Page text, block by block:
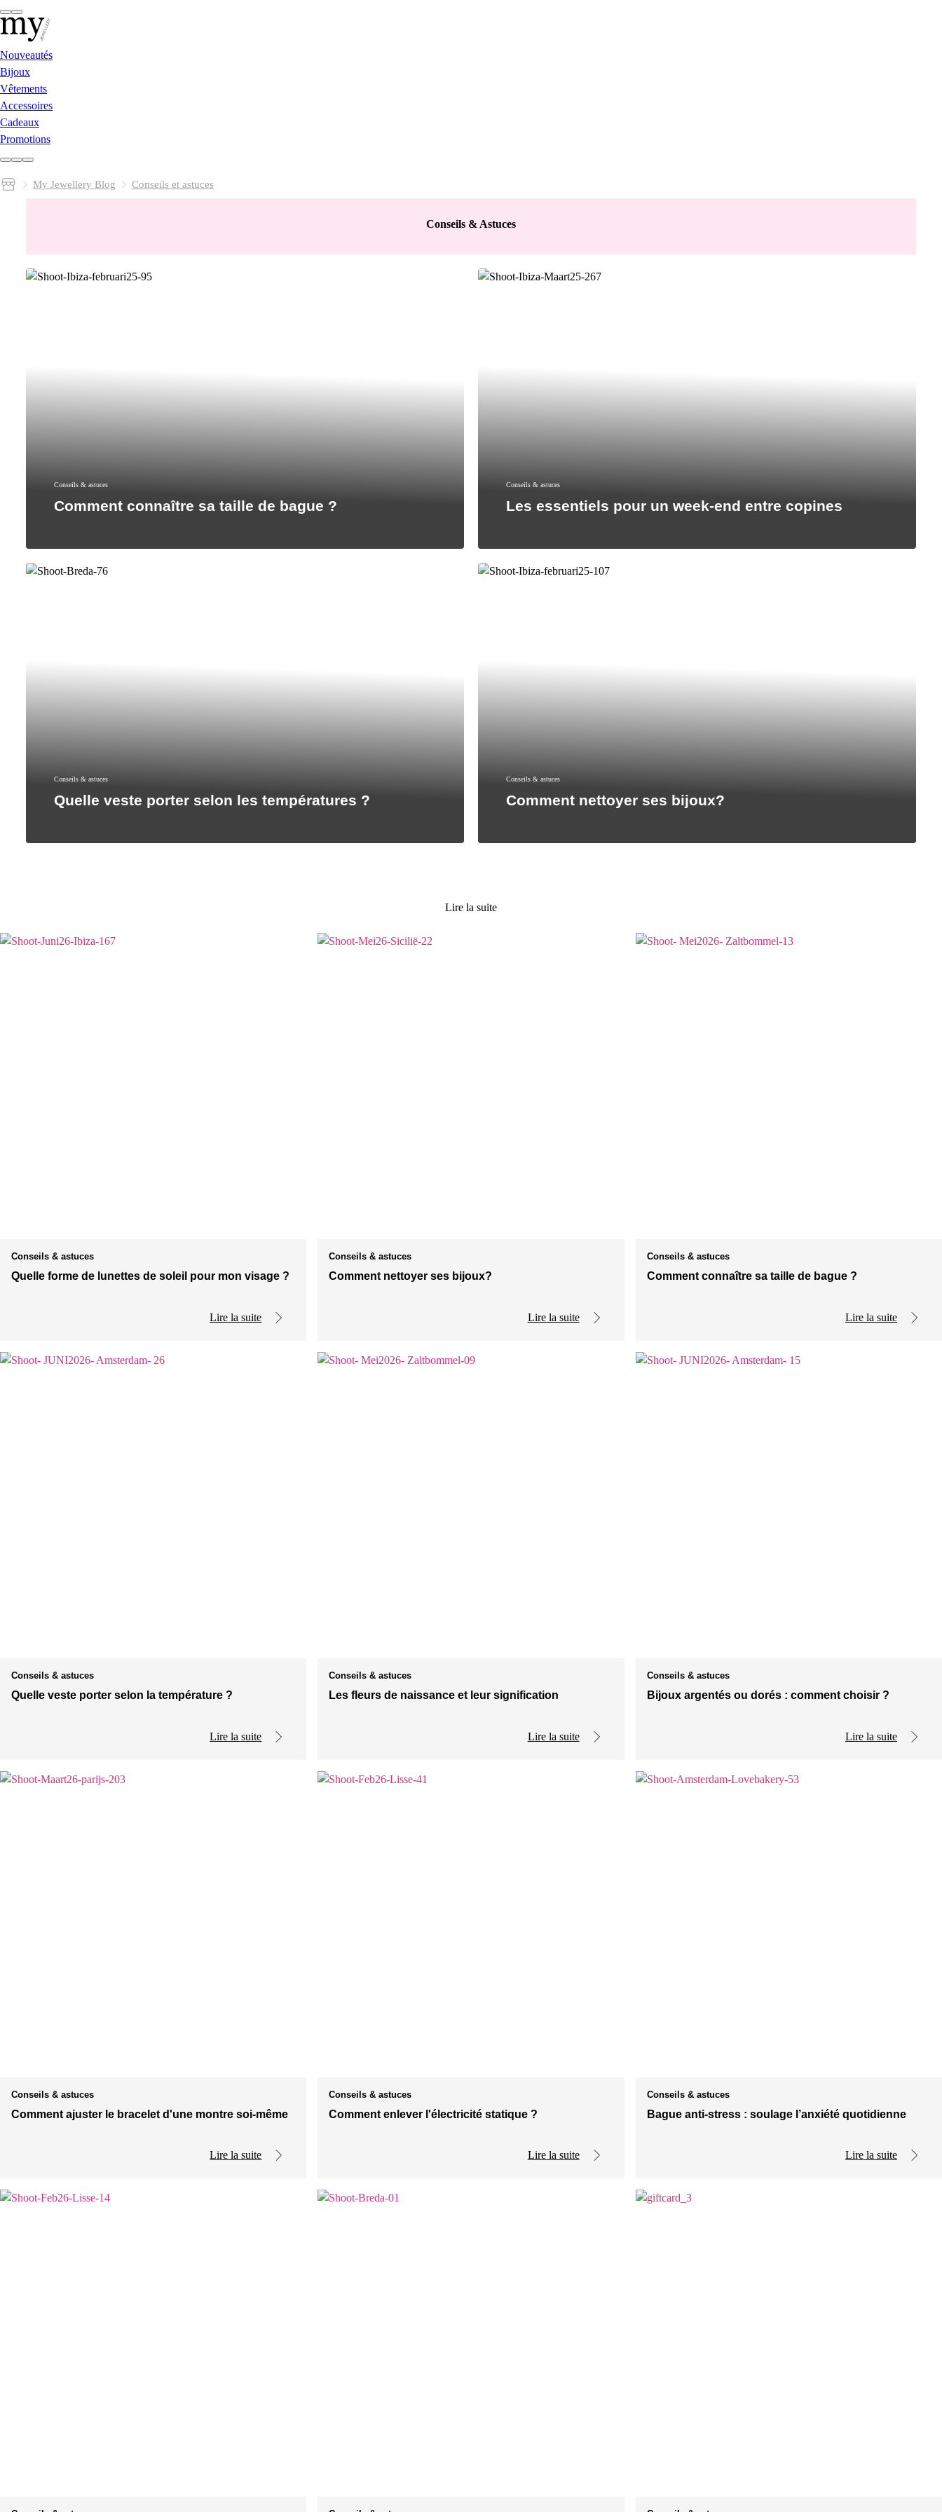
Nouveautés
Bijoux
Vêtements
Accessoires
Cadeaux
Promotions
My Jewellery Blog Conseils et astuces
Conseils & Astuces
Conseils & astuces
Comment connaître sa taille de bague ?
Conseils & astuces
Les essentiels pour un week-end entre copines
Conseils & astuces
Quelle veste porter selon les températures ?
Conseils & astuces
Comment nettoyer ses bijoux?
Lire la suite
Conseils & astuces
Quelle forme de lunettes de soleil pour mon visage ?
Lire la suite
Conseils & astuces
Comment nettoyer ses bijoux?
Lire la suite
Conseils & astuces
Comment connaître sa taille de bague ?
Lire la suite
Conseils & astuces
Quelle veste porter selon la température ?
Lire la suite
Conseils & astuces
Les fleurs de naissance et leur signification
Lire la suite
Conseils & astuces
Bijoux argentés ou dorés : comment choisir ?
Lire la suite
Conseils & astuces
Comment ajuster le bracelet d'une montre soi-même
Lire la suite
Conseils & astuces
Comment enlever l'électricité statique ?
Lire la suite
Conseils & astuces
Bague anti-stress : soulage l’anxiété quotidienne
Lire la suite